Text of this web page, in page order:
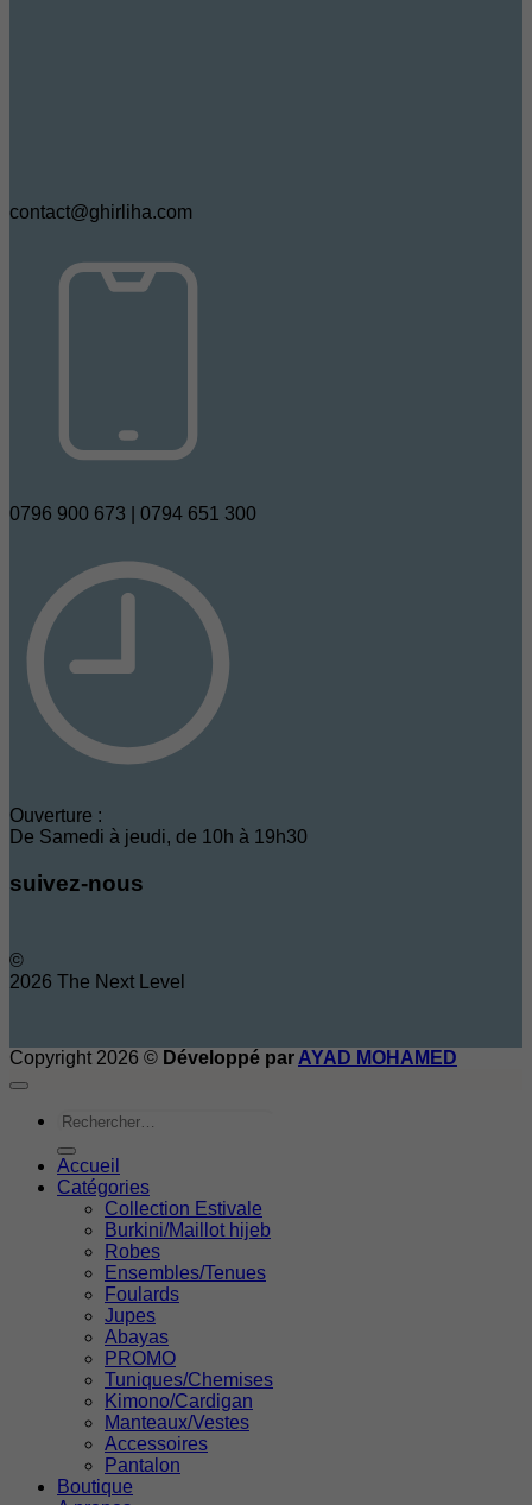
contact@ghirliha.com
0796 900 673 | 0794 651 300
Ouverture :
De Samedi à jeudi, de 10h à 19h30
suivez-nous
©
2026 The Next Level
Copyright 2026 © Développé par AYAD MOHAMED
Rechercher
Accueil
Catégories
Collection Estivale
Burkini/Maillot hijeb
Robes
Ensembles/Tenues
Foulards
Jupes
Abayas
PROMO
Tuniques/Chemises
Kimono/Cardigan
Manteaux/Vestes
Accessoires
Pantalon
Boutique